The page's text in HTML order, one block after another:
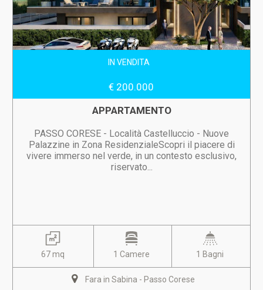
IN VENDITA
€ 200.000
APPARTAMENTO
PASSO CORESE - Località Castelluccio - Nuove
Palazzine in Zona ResidenzialeScopri il piacere di
vivere immerso nel verde, in un contesto esclusivo,
riservato...
67 mq 1 Camere 1 Bagni
Fara in Sabina - Passo Corese